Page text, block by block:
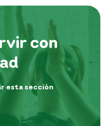
con
esta sección